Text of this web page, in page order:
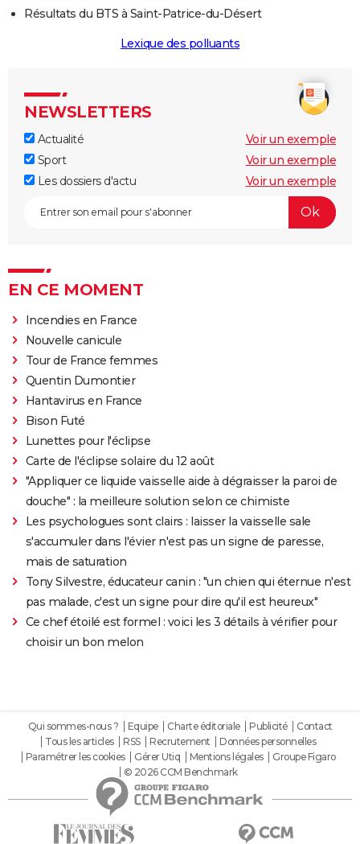
Résultats du BTS à Saint-Patrice-du-Désert
Lexique des polluants
NEWSLETTERS
Actualité
Voir un exemple
Sport
Voir un exemple
Les dossiers d'actu
Voir un exemple
EN CE MOMENT
Incendies en France
Nouvelle canicule
Tour de France femmes
Quentin Dumontier
Hantavirus en France
Bison Futé
Lunettes pour l'éclipse
Carte de l'éclipse solaire du 12 août
"Appliquer ce liquide vaisselle aide à dégraisser la paroi de
douche" : la meilleure solution selon ce chimiste
Les psychologues sont clairs : laisser la vaisselle sale
s'accumuler dans l'évier n'est pas un signe de paresse,
mais de saturation
Tony Silvestre, éducateur canin : "un chien qui éternue n'est
pas malade, c'est un signe pour dire qu'il est heureux"
Ce chef étoilé est formel : voici les 3 détails à vérifier pour
choisir un bon melon
Qui sommes-nous ? Equipe Charte éditoriale Publicité
Contact
Tous les articles
RSS Recrutement
Données personnelles
Paramétrer les cookies
Gérer Utiq Mentions légales
Groupe Figaro
© 2026 CCM Benchmark